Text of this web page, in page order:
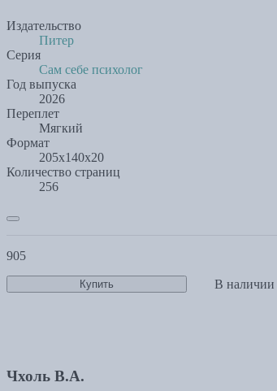
Издательство
Питер
Серия
Сам себе психолог
Год выпуска
2026
Переплет
Мягкий
Формат
205х140х20
Количество страниц
256
905
Купить В наличии
Чхоль В.А.